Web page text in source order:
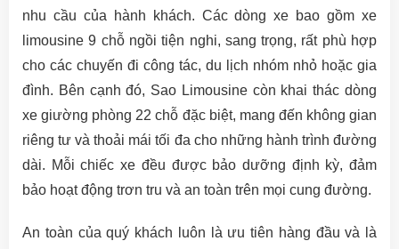
nhu cầu của hành khách. Các dòng xe bao gồm xe
limousine 9 chỗ ngồi tiện nghi, sang trọng, rất phù hợp
cho các chuyến đi công tác, du lịch nhóm nhỏ hoặc gia
đình. Bên cạnh đó, Sao Limousine còn khai thác dòng
xe giường phòng 22 chỗ đặc biệt, mang đến không gian
riêng tư và thoải mái tối đa cho những hành trình đường
dài. Mỗi chiếc xe đều được bảo dưỡng định kỳ, đảm
bảo hoạt động trơn tru và an toàn trên mọi cung đường.
An toàn của quý khách luôn là ưu tiên hàng đầu và là